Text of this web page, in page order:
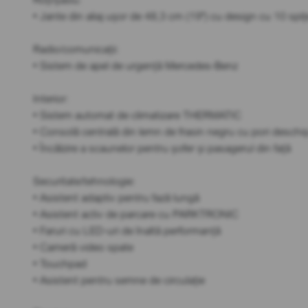
• Jante din aliaj ușor de 48,3 cm (19") cu design cu 10
Radio/comunicații:
• Sistem de apel de urgență Mercedes-Benz
Interior:
• Sistem automat de climatizare THERMATIC
• Consolă centrală din lemn de frasin negru cu pori
• Încălzire a scaunelor pentru șofer și pasagerul din față
Securitate/tehnologie:
• Asistent adaptiv pentru fază lungă
• Asistent activ de parcare cu PARKTRONIC
• Faruri cu LED-uri de înaltă performanță
• Cameră video spate
• Touchpad
• Asistent pentru semne de circulație